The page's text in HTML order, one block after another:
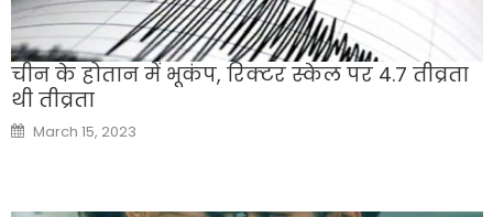
चीन के होतान में भूकंप, रिक्टर स्केल पर 4.7 तीव्रता
थी तीव्रता
Posted
on
March 15, 2023